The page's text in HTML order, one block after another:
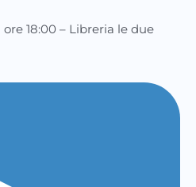
ore 18:00 – Libreria le due